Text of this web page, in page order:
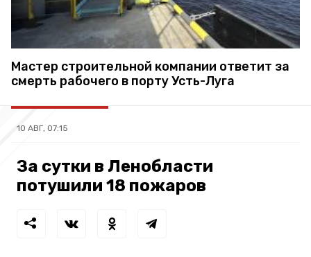
Мастер строительной компании ответит за
смерть рабочего в порту Усть-Луга
10 АВГ, 07:15
За сутки в Ленобласти
потушили 18 пожаров